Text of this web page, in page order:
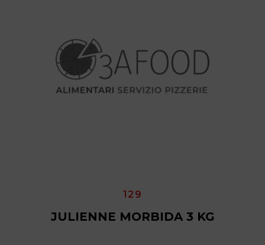
129
JULIENNE MORBIDA 3 KG